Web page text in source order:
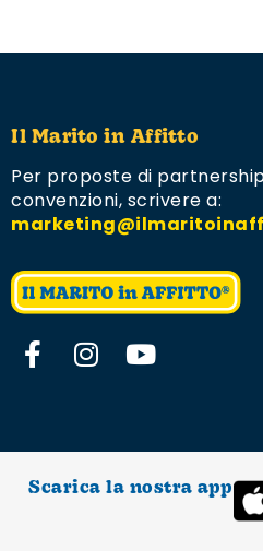
Il Marito in Affitto
Per proposte di
convenzioni, scrivere a:
Scarica la nostra app